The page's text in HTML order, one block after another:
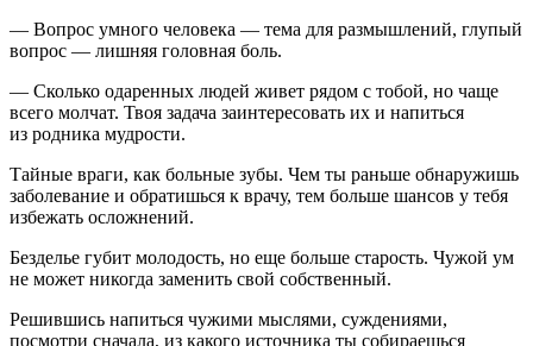
— Вопрос умного человека — тема для размышлений, глупый
вопрос — лишняя головная боль.
— Сколько одаренных людей живет рядом с тобой, но чаще
всего молчат. Твоя задача заинтересовать их и напиться
из родника мудрости.
Тайные враги, как больные зубы. Чем ты раньше обнаружишь
заболевание и обратишься к врачу, тем больше шансов у тебя
избежать осложнений.
Безделье губит молодость, но еще больше старость. Чужой ум
не может никогда заменить свой собственный.
Решившись напиться чужими мыслями, суждениями,
посмотри сначала, из какого источника ты собираешься